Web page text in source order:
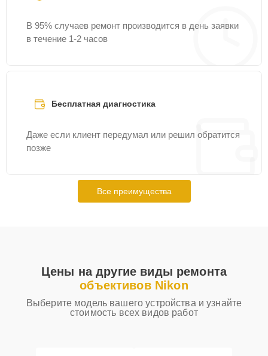
В 95% случаев ремонт производится в день заявки
в течение 1-2 часов
Бесплатная диагностика
Даже если клиент передумал или решил обратится
позже
Все преимущества
Цены на другие виды ремонта
объективов Nikon
Выберите модель вашего устройства и узнайте
стоимость всех видов работ